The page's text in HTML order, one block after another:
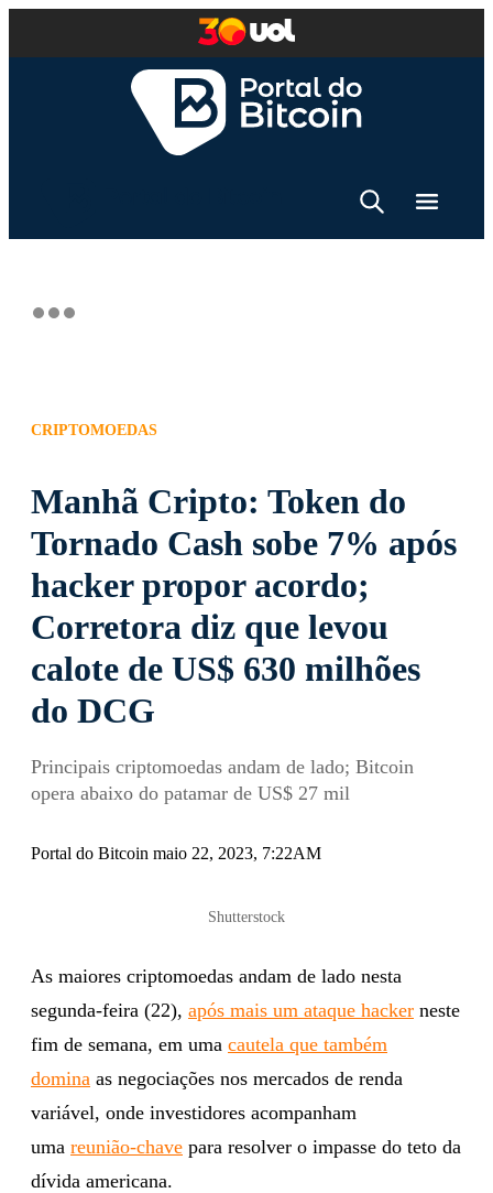
CRIPTOMOEDAS
Manhã Cripto: Token do
Tornado Cash sobe 7% após
hacker propor acordo;
Corretora diz que levou
calote de US$ 630 milhões
do DCG
Principais criptomoedas andam de lado; Bitcoin
opera abaixo do patamar de US$ 27 mil
Portal do Bitcoin maio 22, 2023, 7:22AM
Shutterstock
As maiores criptomoedas andam de lado nesta
segunda-feira (22), após mais um ataque hacker neste
fim de semana, em uma cautela que também
domina as negociações nos mercados de renda
variável, onde investidores acompanham
uma reunião-chave para resolver o impasse do teto da
dívida americana.